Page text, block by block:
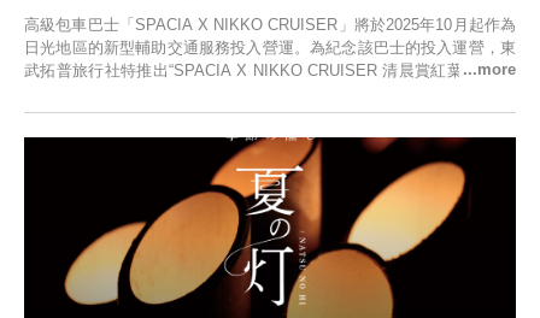
高級包車巴士「SPACIA X NIKKO CRUISER」將於2025年10月起作為
日光地區的新型輔助交通服務投入營運。為紀念該巴士的投入運營，東
武拓普旅行社特推出“SPACIA X NIKKO CRUISER 清晨賞紅葉之旅”，